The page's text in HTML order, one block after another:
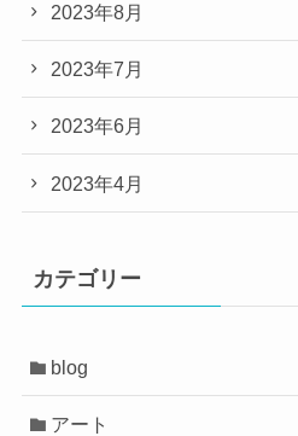
2023年8月
2023年7月
2023年6月
2023年4月
カテゴリー
blog
アート